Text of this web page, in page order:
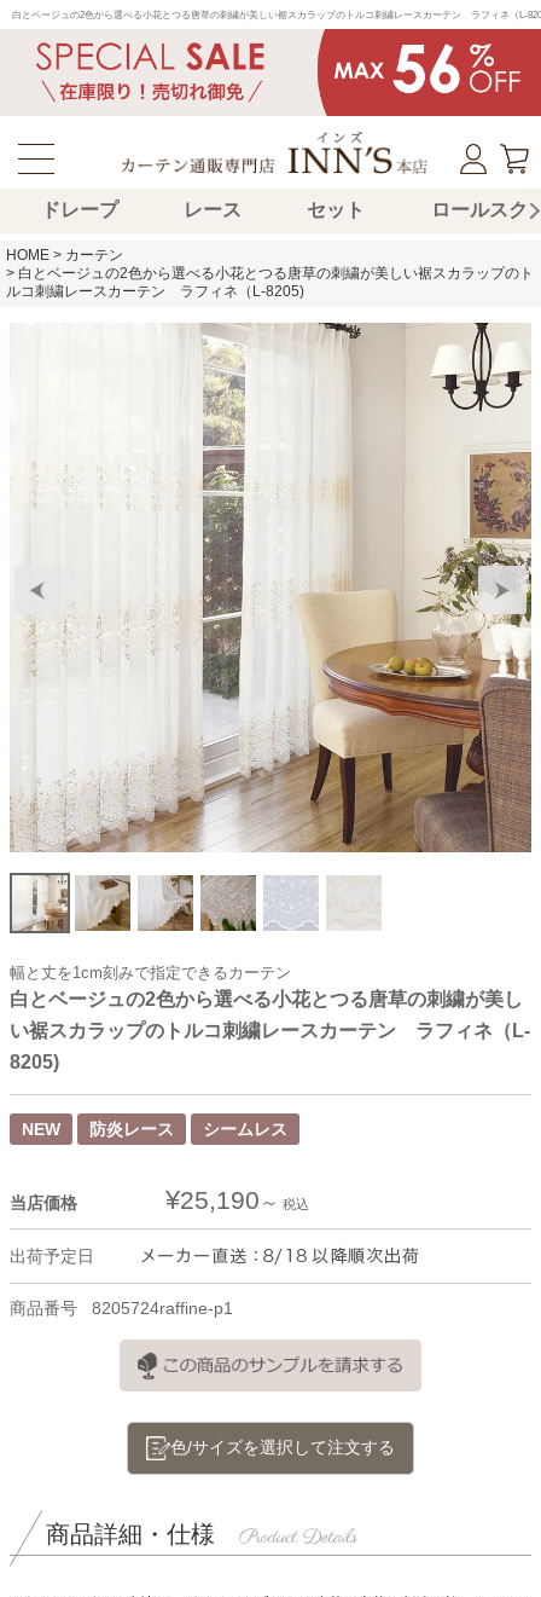
白とベージュの2色から選べる小花とつる唐草の刺繍が美しい裾スカラップのトルコ刺繍レースカーテン　ラフィネ（
ドレープ レース セット ロールスク
HOME
カーテン
白とベージュの2色から選べる小花とつる唐草の刺繍が美しい裾スカラップのト
ルコ刺繍レースカーテン ラフィネ（L-8205)
幅と丈を1cm刻みで指定できるカーテン
白とベージュの2色から選べる小花とつる唐草の刺繍が美し
い裾スカラップのトルコ刺繍レースカーテン ラフィネ（L-
8205)
NEW 防炎レース シームレス
当店価格 ¥25,190 税込
出荷予定日
商品番号 8205724raffine-p1
色/サイズを選択して注文する
商品詳細・仕様